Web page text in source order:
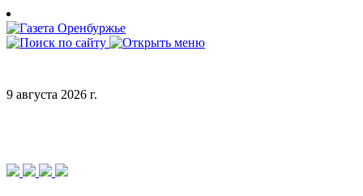
Skip
to
content
9 августа 2026 г.